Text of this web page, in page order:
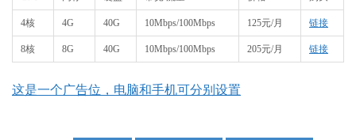
4核 4G 40G 10Mbps/100Mbps 125元/月 链接
8核 8G 40G 10Mbps/100Mbps 205元/月 链接
这是一个广告位，电脑和手机可分别设置